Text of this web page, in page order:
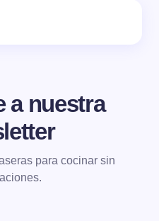
a nuestra
para cocinar sin